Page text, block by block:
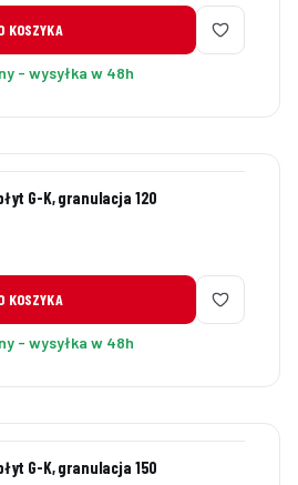
KOSZYKA
- wysyłka w 48h
G-K, granulacja 120
KOSZYKA
- wysyłka w 48h
G-K, granulacja 150